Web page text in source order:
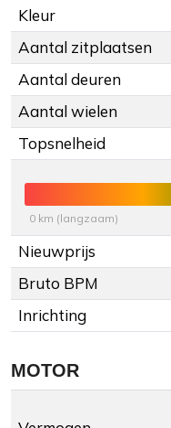
Kleur
Aantal zitplaatsen
Aantal deuren
Aantal wielen
Topsnelheid
0 km (langzaam)
Nieuwprijs
Bruto BPM
Inrichting
MOTOR